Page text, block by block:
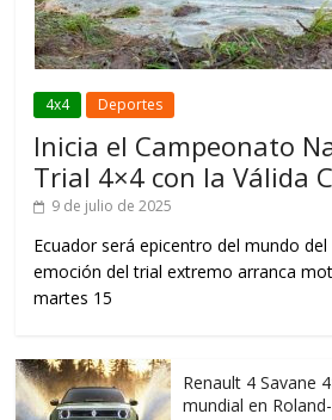
4x4 Deportes
Inicia el Campeonato
Trial 4×4 con la Válida
9 de julio de 2025
Ecuador será epicentro del mundo del
emoción del trial extremo arranca
martes 15
Renault 4 Savane
mundial en